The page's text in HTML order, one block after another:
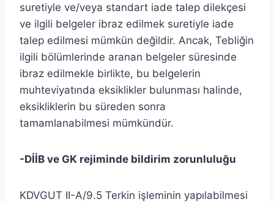
suretiyle ve/veya standart iade talep dilekçesi
ve ilgili belgeler ibraz edilmek suretiyle iade
talep edilmesi mümkün değildir. Ancak, Tebliğin
ilgili bölümlerinde aranan belgeler süresinde
ibraz edilmekle birlikte, bu belgelerin
muhteviyatında eksiklikler bulunması halinde,
eksikliklerin bu süreden sonra
tamamlanabilmesi mümkündür.
-DİİB ve GK rejiminde bildirim zorunluluğu
KDVGUT II-A/9.5 Terkin işleminin yapılabilmesi